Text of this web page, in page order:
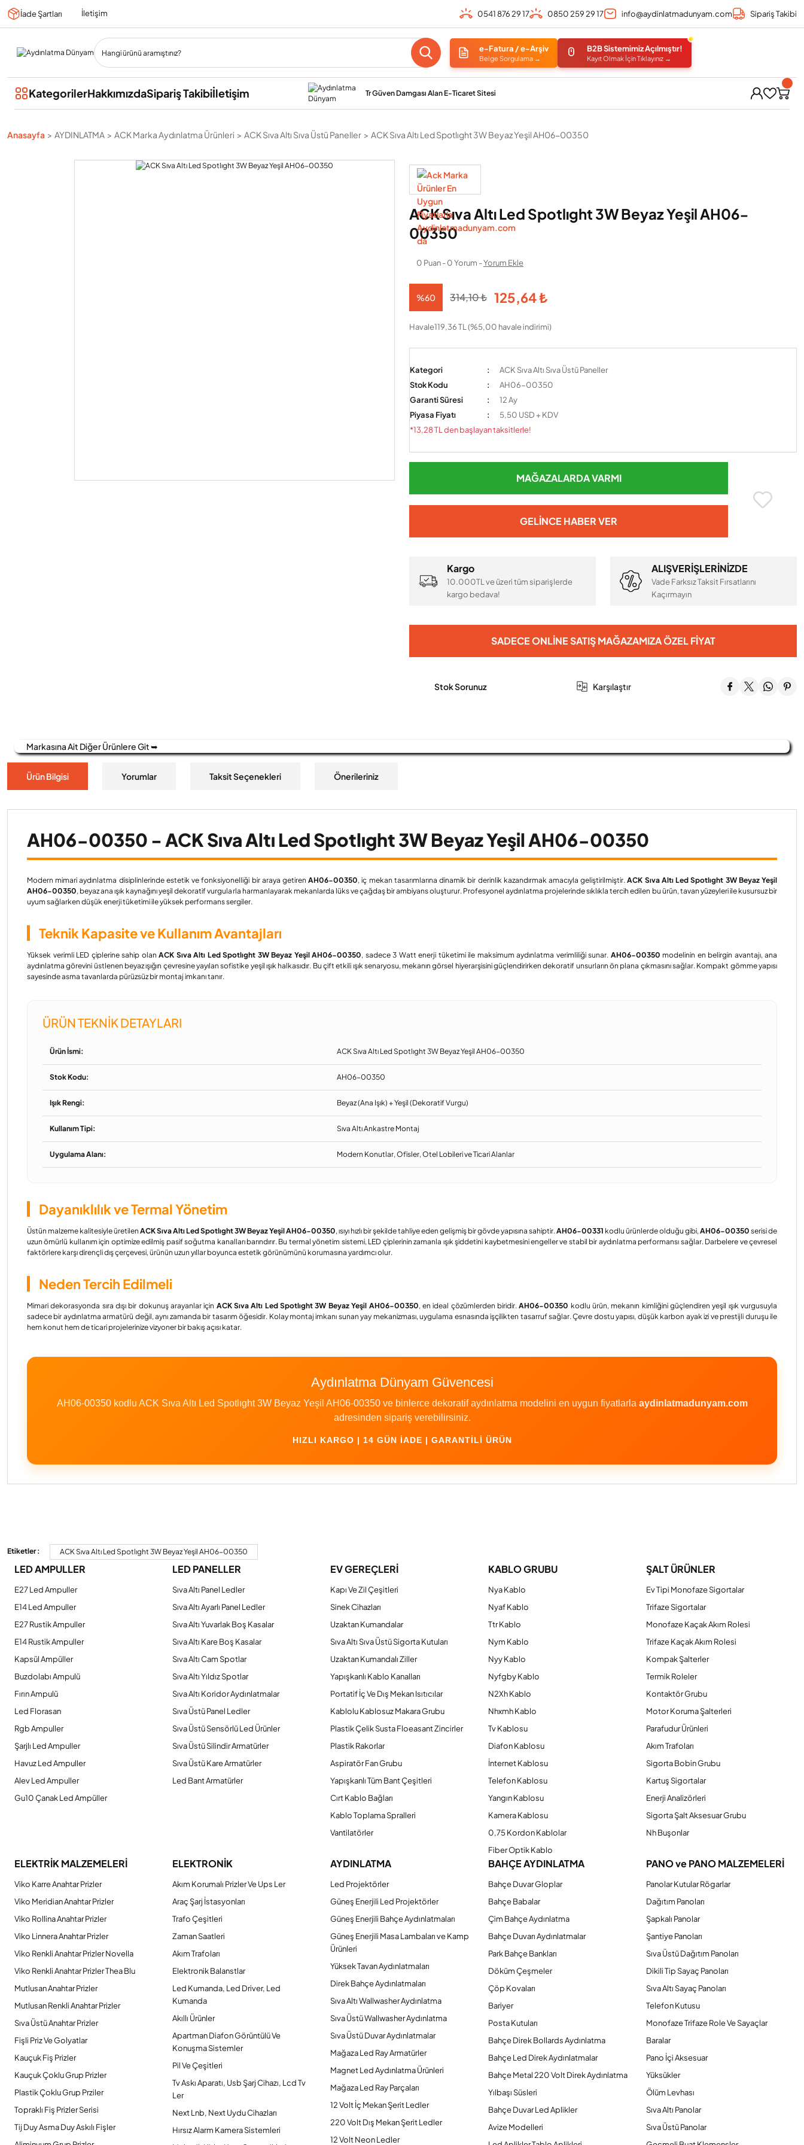
İade Şartları İletişim 0541 876 29 17 0850 259 29 17 info@aydinlatmadunyam.com Sipariş Takibi
e-Fatura / e-Arşiv
Belge Sorgulama →
B2B Sistemimiz Açılmıştır!
Kayıt Olmak İçin Tıklayınız →
KategorilerHakkımızdaSipariş Takibiİletişim Tr Güven Damgası Alan E-Ticaret Sitesi
Anasayfa AYDINLATMA ACK Marka Aydınlatma Ürünleri ACK Sıva Altı Sıva Üstü Paneller ACK Sıva Altı Led Spotlıght 3W Beyaz Yeşil AH06-00350
ACK Sıva Altı Led Spotlıght 3W Beyaz Yeşil AH06-
00350
0 Puan - 0 Yorum -Yorum Ekle
%60 314,10 ₺ 125,64 ₺
Havale119,36 TL (%5,00 havale indirimi)
Kategori
ACK Sıva Altı Sıva Üstü Paneller
Stok Kodu
AH06-00350
Garanti Süresi
12 Ay
Piyasa Fiyatı
5,50 USD + KDV
*13,28 TL den başlayan taksitlerle!
MAĞAZALARDA VARMI
GELINCE HABER VER
Kargo
10.000TL ve üzeri tüm siparişlerde
kargo bedava!
ALIŞVERİŞLERİNİZDE
Vade Farksız Taksit Fırsatlarını
Kaçırmayın
SADECE ONLINE SATIŞ MAĞAZAMIZA ÖZEL FIYAT
Stok Sorunuz Karşılaştır
Markasına Ait Diğer Ürünlere Git ➥
Ürün Bilgisi Yorumlar Taksit Seçenekleri Önerileriniz
AH06-00350 - ACK Sıva Altı Led Spotlıght 3W Beyaz Yeşil AH06-00350
Modern mimari aydınlatma disiplinlerinde estetik ve fonksiyonelliği bir araya getirenAH06-00350, iç mekan tasarımlarına dinamik bir derinlik kazandırmak amacıyla geliştirilmiştir.ACK Sıva Altı Led Spotlıght 3W Beyaz Yeşil
AH06-00350, beyaz ana ışık kaynağını yeşil dekoratif vurgularla harmanlayarak mekanlarda lüks ve çağdaş bir ambiyans oluşturur. Profesyonel aydınlatma projelerinde sıklıkla tercih edilen bu ürün, tavan yüzeyleri ile kusursuz bir
uyum sağlarken düşük enerji tüketimi ile yüksek performans sergiler.
Teknik Kapasite ve Kullanım Avantajları
Yüksek verimli LED çiplerine sahip olan ACK Sıva Altı Led Spotlıght 3W Beyaz Yeşil AH06-00350, sadece 3 Watt enerji tüketimi ile maksimum aydınlatma verimliliği sunar. AH06-00350 modelinin en belirgin avantajı, ana
aydınlatma görevini üstlenen beyaz ışığın çevresine yayılan sofistike yeşil ışık halkasıdır. Bu çift etkili ışık senaryosu, mekanın görsel hiyerarşisini güçlendirirken dekoratif unsurların ön plana çıkmasını sağlar. Kompakt gömme yapısı
sayesinde asma tavanlarda pürüzsüz bir montaj imkanı tanır.
ÜRÜN TEKNIK DETAYLARI
Ürün İsmi: ACK Sıva Altı Led Spotlıght 3W Beyaz Yeşil AH06-00350
Stok Kodu: AH06-00350
Işık Rengi: Beyaz (Ana Işık) + Yeşil (Dekoratif Vurgu)
Kullanım Tipi: Sıva Altı Ankastre Montaj
Uygulama Alanı: Modern Konutlar, Ofisler, Otel Lobileri ve Ticari Alanlar
Dayanıklılık ve Termal Yönetim
Üstün malzeme kalitesiyle üretilen ACK Sıva Altı Led Spotlıght 3W Beyaz Yeşil AH06-00350, ısıyı hızlı bir şekilde tahliye eden gelişmiş bir gövde yapısına sahiptir.AH06-00331 kodlu ürünlerde olduğu gibi,AH06-00350 serisi de
uzun ömürlü kullanım için optimize edilmiş pasif soğutma kanalları barındırır. Bu termal yönetim sistemi, LED çiplerinin zamanla ışık şiddetini kaybetmesini engeller ve stabil bir aydınlatma performansı sağlar. Darbelere ve çevresel
faktörlere karşı dirençli dış çerçevesi, ürünün uzun yıllar boyunca estetik görünümünü korumasına yardımcı olur.
Neden Tercih Edilmeli
Mimari dekorasyonda sıra dışı bir dokunuş arayanlar için ACK Sıva Altı Led Spotlıght 3W Beyaz Yeşil AH06-00350, en ideal çözümlerden biridir.AH06-00350 kodlu ürün, mekanın kimliğini güçlendiren yeşil ışık vurgusuyla
sadece bir aydınlatma armatürü değil, aynı zamanda bir tasarım öğesidir. Kolay montaj imkanı sunan yay mekanizması, uygulama esnasında işçilikten tasarruf sağlar. Çevre dostu yapısı, düşük karbon ayak izi ve prestijli duruşu ile
hem konut hem de ticari projelerinize vizyoner bir bakış açısı katar.
Aydınlatma Dünyam Güvencesi
AH06-00350 kodlu ACK Sıva Altı Led Spotlıght 3W Beyaz Yeşil AH06-00350 ve binlerce dekoratif aydınlatma modelini en uygun fiyatlarla aydinlatmadunyam.com
adresinden sipariş verebilirsiniz.
HIZLI KARGO | 14 GÜN İADE | GARANTILI ÜRÜN
Yorum Yaz
Ürün resmi kalitesiz, bozuk veya görüntülenemiyor.
Ürün açıklamasında eksik bilgiler bulunuyor.
Ürün bilgilerinde hatalar bulunuyor.
Ürün fiyatı diğer sitelerden daha pahalı.
Bu ürüne benzer farklı alternatifler olmalı.
Gönder
Etiketler : ACK Sıva Altı Led Spotlıght 3W Beyaz Yeşil AH06-00350
LED AMPULLER
E27 Led Ampuller
E14 Led Ampuller
E27 Rustik Ampuller
E14 Rustik Ampuller
Kapsül Ampüller
Buzdolabı Ampulü
Fırın Ampulü
Led Florasan
Rgb Ampuller
Şarjlı Led Ampuller
Havuz Led Ampuller
Alev Led Ampuller
Gu10 Çanak Led Ampüller
LED PANELLER
Sıva Altı Panel Ledler
Sıva Altı Ayarlı Panel Ledler
Sıva Altı Yuvarlak Boş Kasalar
Sıva Altı Kare Boş Kasalar
Sıva Altı Cam Spotlar
Sıva Altı Yıldız Spotlar
Sıva Altı Koridor Aydınlatmalar
Sıva Üstü Panel Ledler
Sıva Üstü Sensörlü Led Ürünler
Sıva Üstü Silindir Armatürler
Sıva Üstü Kare Armatürler
Led Bant Armatürler
EV GEREÇLERİ
Kapı Ve Zil Çeşitleri
Sinek Cihazları
Uzaktan Kumandalar
Sıva Altı Sıva Üstü Sigorta Kutuları
Uzaktan Kumandalı Ziller
Yapışkanlı Kablo Kanalları
Portatif İç Ve Dış Mekan Isıtıcılar
Kablolu Kablosuz Makara Grubu
Plastik Çelik Susta Floeasant Zincirler
Plastik Rakorlar
Aspiratör Fan Grubu
Yapışkanlı Tüm Bant Çeşitleri
Cırt Kablo Bağları
Kablo Toplama Spralleri
Vantilatörler
KABLO GRUBU
Nya Kablo
Nyaf Kablo
Ttr Kablo
Nym Kablo
Nyy Kablo
Nyfgby Kablo
N2Xh Kablo
Nhxmh Kablo
Tv Kablosu
Diafon Kablosu
İnternet Kablosu
Telefon Kablosu
Yangın Kablosu
Kamera Kablosu
0,75 Kordon Kablolar
Fiber Optik Kablo
ŞALT ÜRÜNLER
Ev Tipi Monofaze Sigortalar
Trifaze Sigortalar
Monofaze Kaçak Akım Rolesi
Trifaze Kaçak Akım Rolesi
Kompak Şalterler
Termik Roleler
Kontaktör Grubu
Motor Koruma Şalterleri
Parafudur Ürünleri
Akım Trafoları
Sigorta Bobin Grubu
Kartuş Sigortalar
Enerji Analizörleri
Sigorta Şalt Aksesuar Grubu
Nh Buşonlar
ELEKTRİK MALZEMELERİ
Viko Karre Anahtar Prizler
Viko Meridian Anahtar Prizler
Viko Rollina Anahtar Prizler
Viko Linnera Anahtar Prizler
Viko Renkli Anahtar Prizler Novella
Viko Renkli Anahtar Prizler Thea Blu
Mutlusan Anahtar Prizler
Mutlusan Renkli Anahtar Prizler
Sıva Üstü Anahtar Prizler
Fişli Priz Ve Golyatlar
Kauçuk Fiş Prizler
Kauçuk Çoklu Grup Prizler
Plastik Çoklu Grup Prziler
Topraklı Fiş Prizler Serisi
Tij Duy Asma Duy Askılı Fişler
ELEKTRONİK
Akım Korumalı Prizler Ve Ups Ler
Araç Şarj İstasyonları
Trafo Çeşitleri
Zaman Saatleri
Akım Trafoları
Elektronik Balanstlar
Led Kumanda, Led Driver, Led
Kumanda
Akıllı Ürünler
Apartman Diafon Görüntülü Ve
Konuşma Sistemler
Pil Ve Çeşitleri
Tv Askı Aparatı, Usb Şarj Cihazı, Lcd Tv
Ler
Next Lnb, Next Uydu Cihazları
Hırsız Alarm Kamera Sistemleri
AYDINLATMA
Led Projektörler
Güneş Enerjili Led Projektörler
Güneş Enerjili Bahçe Aydınlatmaları
Güneş Enerjili Masa Lambaları ve Kamp
Ürünleri
Yüksek Tavan Aydınlatmaları
Direk Bahçe Aydınlatmaları
Sıva Altı Wallwasher Aydınlatma
Sıva Üstü Wallwasher Aydınlatma
Sıva Üstü Duvar Aydınlatmalar
Mağaza Led Ray Armatürler
Magnet Led Aydınlatma Ürünleri
Mağaza Led Ray Parçaları
12 Volt İç Mekan Şerit Ledler
220 Volt Dış Mekan Şerit Ledler
12 Volt Neon Ledler
BAHÇE AYDINLATMA
Bahçe Duvar Gloplar
Bahçe Babalar
Çim Bahçe Aydınlatma
Bahçe Duvarı Aydınlatmalar
Park Bahçe Bankları
Döküm Çeşmeler
Çöp Kovaları
Bariyer
Posta Kutuları
Bahçe Direk Bollards Aydınlatma
Bahçe Led Direk Aydınlatmalar
Bahçe Metal 220 Volt Direk Aydınlatma
Yılbaşı Süsleri
Bahçe Duvar Led Aplikler
Avize Modelleri
PANO ve PANO MALZEMELERİ
Panolar Kutular Rögarlar
Dağıtım Panoları
Şapkalı Panolar
Şantiye Panoları
Sıva Üstü Dağıtım Panoları
Dikili Tip Sayaç Panoları
Sıva Altı Sayaç Panoları
Telefon Kutusu
Monofaze Trifaze Role Ve Sayaçlar
Baralar
Pano İçi Aksesuar
Yüksükler
Ölüm Levhası
Sıva Altı Panolar
Sıva Üstü Panolar